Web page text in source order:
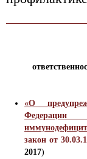
«О
Федерации
закон от
2017)